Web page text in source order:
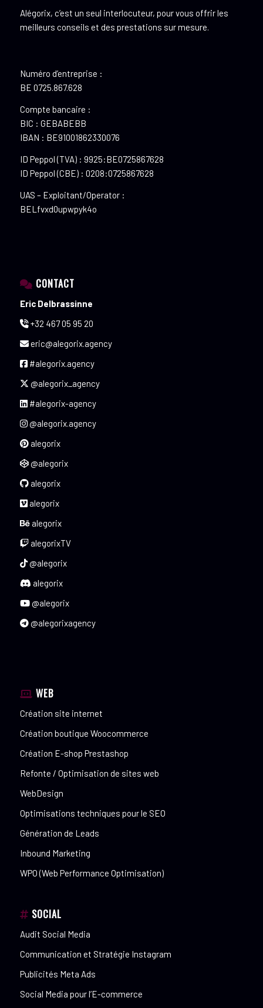
Alégorix, c’est un seul interlocuteur, pour vous offrir les
meilleurs conseils et des prestations sur mesure.
Numéro d’entreprise :
BE 0725.867.628
Compte bancaire :
BIC : GEBABEBB
IBAN : BE91001862330076
ID Peppol (TVA) : 9925:BE0725867628
ID Peppol (CBE) : 0208:0725867628
UAS – Exploitant/Operator :
BELfvxd0upwpyk4o
CONTACT
Eric Delbrassinne
+32 467 05 95 20
eric@alegorix.agency
#alegorix.agency
@alegorix_agency
#alegorix-agency
@alegorix.agency
alegorix
@alegorix
alegorix
alegorix
alegorix
alegorixTV
@alegorix
alegorix
@alegorix
@alegorixagency
WEB
Création site internet
Création boutique Woocommerce
Création E-shop Prestashop
Refonte / Optimisation de sites web
WebDesign
Optimisations techniques pour le SEO
Génération de Leads
Inbound Marketing
WPO (Web Performance Optimisation)
SOCIAL
Audit Social Media
Communication et Stratégie Instagram
Publicités Meta Ads
Social Media pour l’E-commerce